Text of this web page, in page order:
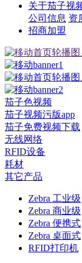
关于茄子视
公司信息 资
招商加盟
茄子色视频
茄子视频污版app
茄子免费视频下载
无线网络
RFID设备
耗材
其它产品
Zebra 工业级
Zebra 商业级
Zebra 便携式
Zebra 桌面式
RFID打印机